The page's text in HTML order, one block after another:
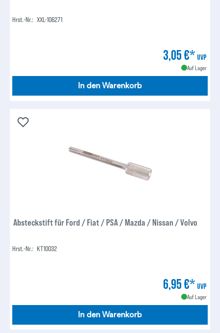
Hrst.-Nr.: XXL-106271
3,05 €* UVP
Auf Lager
In den Warenkorb
Absteckstift für Ford / Fiat / PSA / Mazda / Nissan / Volvo
Hrst.-Nr.: KT10032
6,95 €* UVP
Auf Lager
In den Warenkorb